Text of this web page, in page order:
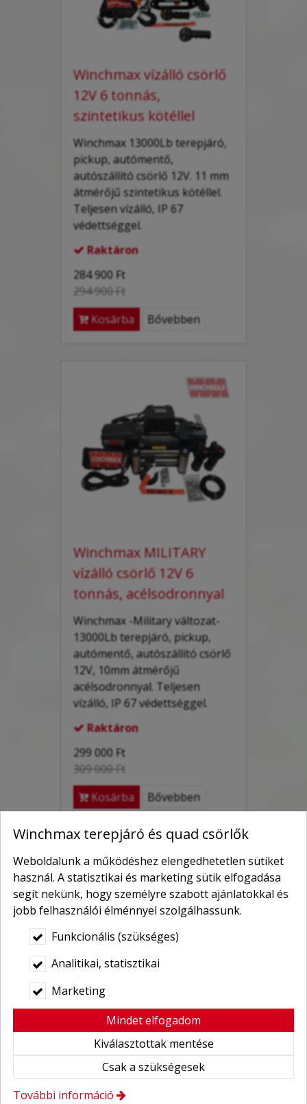
Winchmax vízálló csörlő
12V 6 tonnás,
szintetikus kötéllel
Winchmax 13000Lb terepjáró,
pickup, autómentő,
autószállító csörlő 12V. 11 mm
átmérőjű szintetikus kötéllel.
Teljesen vízálló, IP 67
védettséggel.
 Raktáron
284 900 Ft
294 900 Ft
Kosárba
Bővebben
Winchmax MILITARY
vízálló csörlő 12V 6
tonnás, acélsodronnyal
Winchmax -Military változat-
13000Lb terepjáró, pickup,
autómentő, autószállító csörlő
12V, 10mm átmérőjű
acélsodronnyal. Teljesen
vízálló, IP 67 védettséggel.
 Raktáron
299 000 Ft
309 000 Ft
Kosárba
Bővebben
Winchmax terepjáró
csörlő 24V 6 tonnás,
acélsodronnyal
Winchmax 13000Lb terepjáró,
pickup, autómentő,
autószállító csörlő 24V 10 mm
Winchmax terepjáró és quad csörlők
Weboldalunk a működéshez elengedhetetlen sütiket
használ. A statisztikai és marketing sütik elfogadása
segít nekünk, hogy személyre szabott ajánlatokkal és
jobb felhasználói élménnyel szolgálhassunk.
Funkcionális (szükséges)
Analitikai, statisztikai
Marketing
Mindet elfogadom
Kiválasztottak mentése
Csak a szükségesek
További információ